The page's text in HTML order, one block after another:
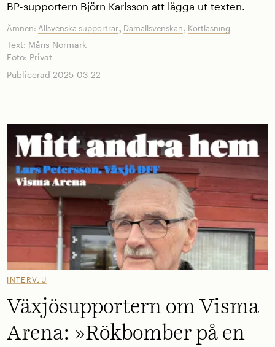
BP-supportern Björn Karlsson att lägga ut texten.
Ämnen: Allsvenska supportrar, Damallsvenskan, Kortläsning
Text: Måns Normark
Foto: Privat
Publicerad 2025-03-22
INTERVJU
Växjösupportern om Visma
Arena: »Rökbomber på en